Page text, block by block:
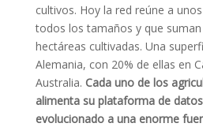
cultivos. Hoy la red reúne a
todos los tamaños y que
hectáreas cultivadas. Una
Alemania, con 20% de ellas en
Australia. Cada uno de los
alimenta su plataforma de
evolucionado a una enorme